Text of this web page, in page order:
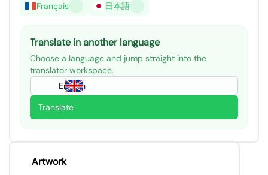
Français 日本語
Translate in another language
Choose a language and jump straight into the
translator workspace.
English
Translate
Artwork